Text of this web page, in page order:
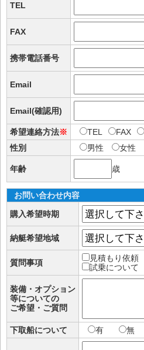
TEL
FAX
携帯電話番号
Email
Email(確認用)
希望連絡方法※ TEL FAX
性別
男性 女性
年齢 歳
お問い合わせ内容
購入希望時期
納艇希望地域
質問事項 見積もり依頼
試乗について
装備・オプション
等についての
ご希望・ご質問
下取船について 有 無